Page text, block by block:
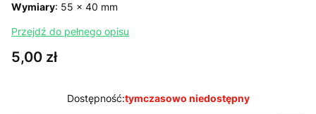
Wymiary: 55 x 40 mm
Przejdź do pełnego opisu
Cena
5,00 zł
Dostępność:tymczasowo niedostępny